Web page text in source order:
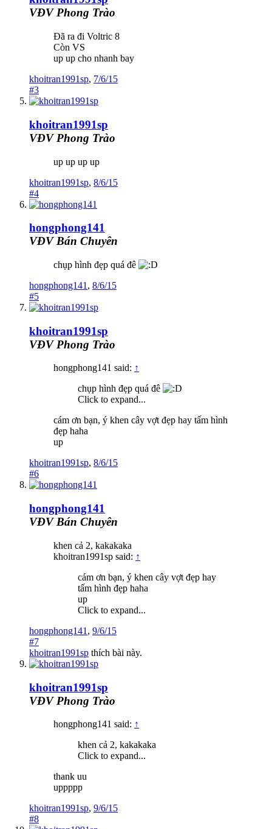
VĐV Phong Trào
Đã ra đi Voltric 8
Còn VS
up up cho nhanh bay
khoitran1991sp, 7/6/15
#3
khoitran1991sp
VĐV Phong Trào
up up up up
khoitran1991sp, 8/6/15
#4
hongphong141
VĐV Bán Chuyên
chụp hình đẹp quá đê
hongphong141 , 8/6/15
#5
khoitran1991sp
VĐV Phong Trào
hongphong141 said: ↑
chụp hình đẹp quá đê
Click to expand...
cám ơn bạn, ý khen cây vợt đẹp hay tấm hình
đẹp haha
up
khoitran1991sp, 8/6/15
#6
hongphong141
VĐV Bán Chuyên
khen cả 2, kakakaka
khoitran1991sp said: ↑
cám ơn bạn, ý khen cây vợt đẹp hay
tấm hình đẹp haha
up
Click to expand...
hongphong141 , 9/6/15
#7
khoitran1991sp thích bài này.
khoitran1991sp
VĐV Phong Trào
hongphong141 said: ↑
khen cả 2, kakakaka
Click to expand...
thank uu
uppppp
khoitran1991sp, 9/6/15
#8